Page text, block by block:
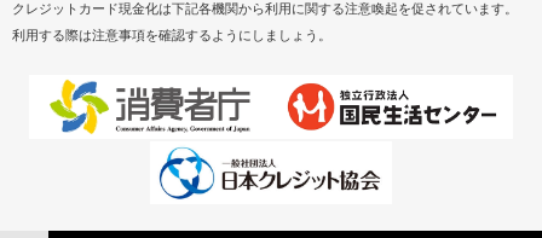
クレジットカード現金化は下記各機関から利用に関する注意喚起を促されています。
利用する際は注意事項を確認するようにしましょう。